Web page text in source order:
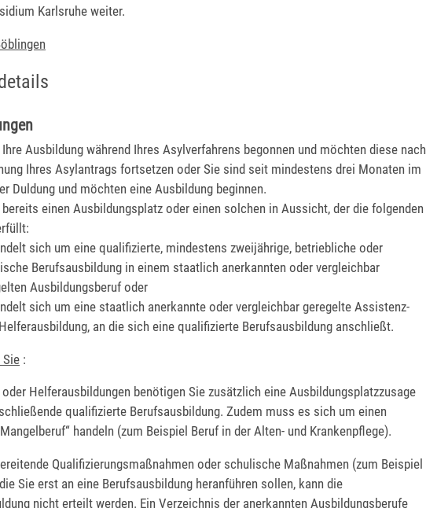
Karlsruhe weiter.
Ausbildung während Ihres Asylverfahrens begonnen und möchten diese nach
Ihres Asylantrags fortsetzen oder Sie sind seit mindestens drei Monaten im
Duldung und möchten eine Ausbildung beginnen.
bereits einen Ausbildungsplatz oder einen solchen in Aussicht, der die folgenden
sich um eine qualifizierte, mindestens zweijährige, betriebliche oder
Berufsausbildung in einem staatlich anerkannten oder vergleichbar
Ausbildungsberuf oder
sich um eine staatlich anerkannte oder vergleichbar geregelte Assistenz-
an die sich eine qualifizierte Berufsausbildung anschließt.
:
Helferausbildungen benötigen Sie zusätzlich eine Ausbildungsplatzzusage
qualifizierte Berufsausbildung. Zudem muss es sich um einen
handeln (zum Beispiel Beruf in der Alten- und Krankenpflege).
Qualifizierungsmaßnahmen oder schulische Maßnahmen (zum Beispiel
Sie erst an eine Berufsausbildung heranführen sollen, kann die
nicht erteilt werden. Ein Verzeichnis der anerkannten Ausbildungsberufe